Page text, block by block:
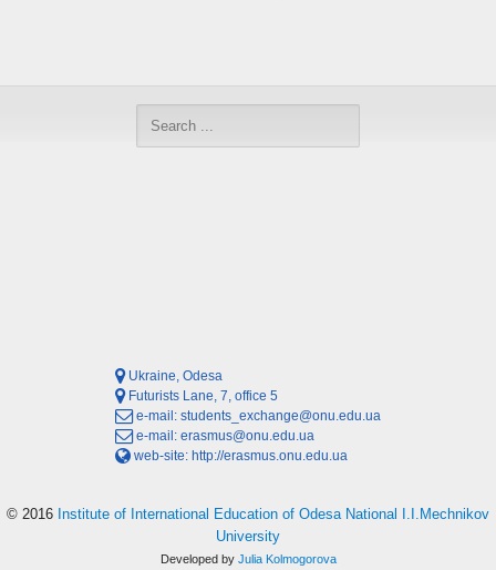
Ukraine, Odesa
Futurists Lane, 7, office 5
e-mail: students_exchange@onu.edu.ua
e-mail: erasmus@onu.edu.ua
web-site: http://erasmus.onu.edu.ua
© 2016 Institute of International Education of Odesa National I.I.Mechnikov
University
Developed by Julia Kolmogorova